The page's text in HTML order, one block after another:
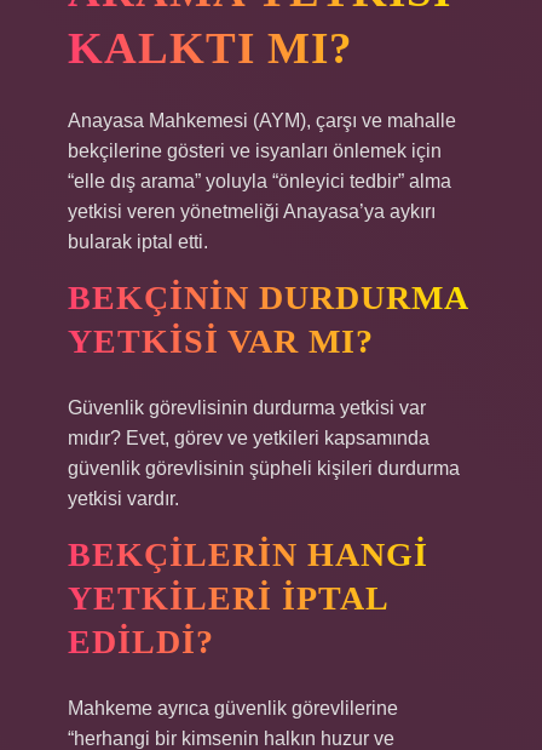
KALKTI MI?
Anayasa Mahkemesi (AYM), çarşı ve mahalle
bekçilerine gösteri ve isyanları önlemek için
“elle dış arama” yoluyla “önleyici tedbir” alma
yetkisi veren yönetmeliği Anayasa’ya aykırı
bularak iptal etti.
BEKÇININ DURDURMA
YETKISI VAR MI?
Güvenlik görevlisinin durdurma yetkisi var
mıdır? Evet, görev ve yetkileri kapsamında
güvenlik görevlisinin şüpheli kişileri durdurma
yetkisi vardır.
BEKÇILERIN HANGI
YETKILERI IPTAL
EDILDI?
Mahkeme ayrıca güvenlik görevlilerine
“herhangi bir kimsenin halkın huzur ve